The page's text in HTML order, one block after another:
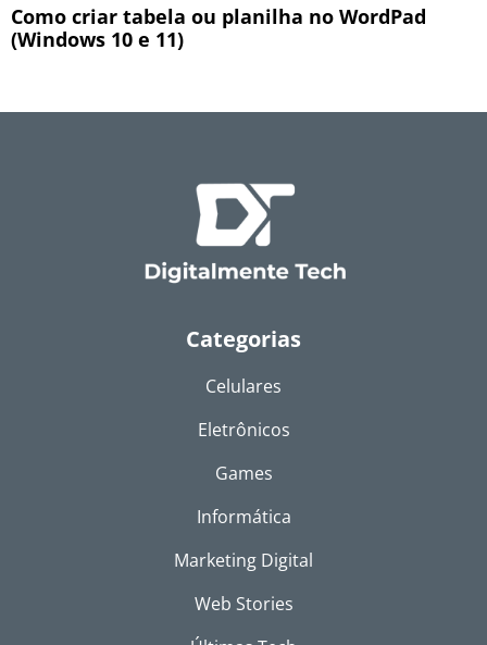
Como criar tabela ou planilha no WordPad
(Windows 10 e 11)
Categorias
Celulares
Eletrônicos
Games
Informática
Marketing Digital
Web Stories